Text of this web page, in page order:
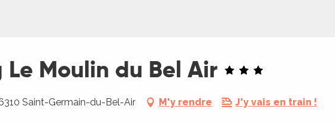
Moulin du Bel Air
Saint-Germain-du-Bel-Air M'y rendre J'y vais en train !